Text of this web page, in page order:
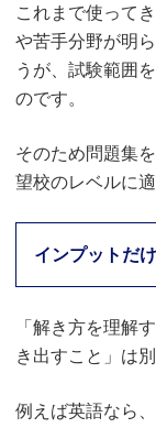
これまで使って
や苦手分野が明
うが、試験範囲
のです。
そのため問題集
望校のレベルに
インプットだ
「解き方を理解
き出すこと」は別
例えば英語なら